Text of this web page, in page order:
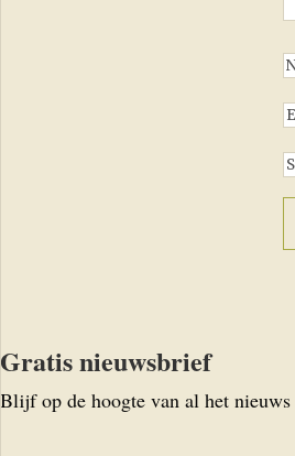
Gratis nieuwsbrief
Blijf op de hoogte van al het